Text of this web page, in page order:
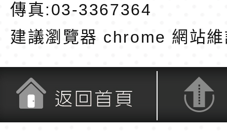
傳真:03-3367364
建議瀏覽器 chrome 網站